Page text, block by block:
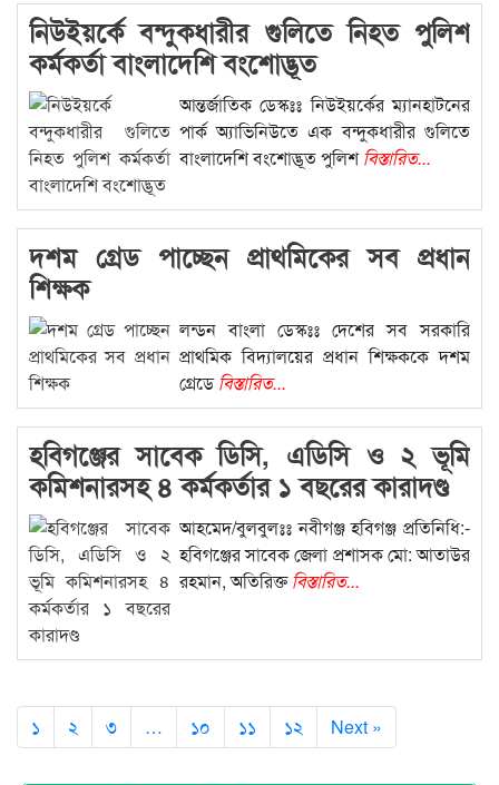
নিউইয়র্কে বন্দুকধারীর গুলিতে নিহত পুলিশ
কর্মকর্তা বাংলাদেশি বংশোদ্ভূত
আন্তর্জাতিক ডেস্কঃঃ নিউইয়র্কের ম্যানহাটনের
পার্ক অ্যাভিনিউতে এক বন্দুকধারীর গুলিতে
বাংলাদেশি বংশোদ্ভূত পুলিশবিস্তারিত...
দশম গ্রেড পাচ্ছেন প্রাথমিকের সব প্রধান
শিক্ষক
লন্ডন বাংলা ডেস্কঃঃ দেশের সব সরকারি
প্রাথমিক বিদ্যালয়ের প্রধান শিক্ষককে দশম
গ্রেডেবিস্তারিত...
হবিগঞ্জের সাবেক ডিসি, এডিসি ও ২ ভূমি
কমিশনারসহ ৪ কর্মকর্তার ১ বছরের কারাদণ্ড
আহমেদ/বুলবুলঃঃ নবীগঞ্জ হবিগঞ্জ প্রতিনিধি:-
হবিগঞ্জের সাবেক জেলা প্রশাসক মো: আতাউর
রহমান, অতিরিক্তবিস্তারিত...
১ ২ ৩ … ১০ ১১ ১২ Next »